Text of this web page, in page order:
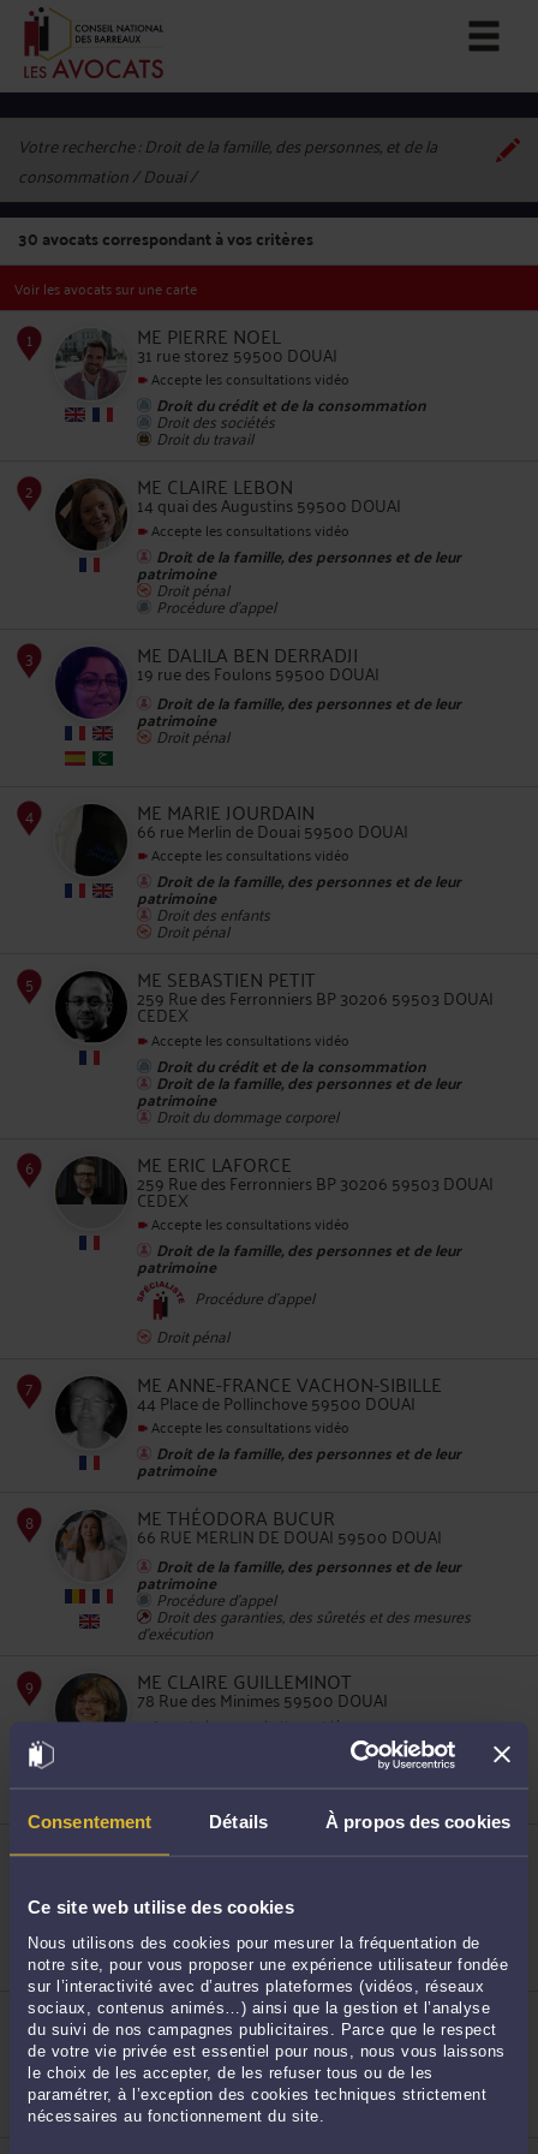
Consentement Détails À propos des cookies
Ce site web utilise des cookies
Nous utilisons des cookies pour mesurer la fréquentation de
notre site, pour vous proposer une expérience utilisateur fondée
sur l’interactivité avec d’autres plateformes (vidéos, réseaux
sociaux, contenus animés…) ainsi que la gestion et l’analyse
du suivi de nos campagnes publicitaires. Parce que le respect
de votre vie privée est essentiel pour nous, nous vous laissons
le choix de les accepter, de les refuser tous ou de les
paramétrer, à l’exception des cookies techniques strictement
nécessaires au fonctionnement du site.
Votre recherche :Droit de la famille, des personnes, et de la
consommation / Douai
30avocats correspondant à vos critères
Voir les avocats sur une carte
ME PIERRE NOEL
31 rue storez 59500 DOUAI
Accepte les consultations vidéo
Droit du crédit et de la consommation
Droit des sociétés
Droit du travail
ME CLAIRE LEBON
14 quai des Augustins 59500 DOUAI
Accepte les consultations vidéo
Droit de la famille, des personnes et de leur
patrimoine
Droit pénal
Procédure d'appel
3
ME DALILA BEN DERRADJI
19 rue des Foulons 59500 DOUAI
Droit de la famille, des personnes et de leur
patrimoine
Droit pénal
ME MARIE JOURDAIN
66 rue Merlin de Douai 59500 DOUAI
Accepte les consultations vidéo
Droit de la famille, des personnes et de leur
patrimoine
Droit des enfants
Droit pénal
ME SEBASTIEN PETIT
259 Rue des Ferronniers BP 30206 59503 DOUAI
CEDEX
Accepte les consultations vidéo
Droit du crédit et de la consommation
Droit de la famille, des personnes et de leur
patrimoine
Droit du dommage corporel
ME ERIC LAFORCE
259 Rue des Ferronniers BP 30206 59503 DOUAI
CEDEX
Accepte les consultations vidéo
Droit de la famille, des personnes et de leur
patrimoine
Procédure d'appel
Droit pénal
7
ME ANNE-FRANCE VACHON-SIBILLE
44 Place de Pollinchove 59500 DOUAI
Accepte les consultations vidéo
Droit de la famille, des personnes et de leur
patrimoine
8
ME THÉODORA BUCUR
66 RUE MERLIN DE DOUAI 59500 DOUAI
Droit de la famille, des personnes et de leur
patrimoine
Procédure d'appel
Droit des garanties, des sûretés et des mesures
d'exécution
9
ME CLAIRE GUILLEMINOT
78 Rue des Minimes 59500 DOUAI
Accepte les consultations vidéo
Droit de la famille, des personnes et de leur
Droit de la sécurité sociale et de la protection sociale
Droit du travail
ME MARIE CUISINIER
78 Rue des Minimes 59500 DOUAI
Droit de la famille, des personnes et de leur
patrimoine
Droit du travail
Droit du dommage corporel
ME MATTHIEU DELHALLE
26 Rue Saint Albin 59500 DOUAI
Droit de la famille, des personnes et de leur
patrimoine
Droit du travail
Droit de la sécurité sociale et de la protection sociale